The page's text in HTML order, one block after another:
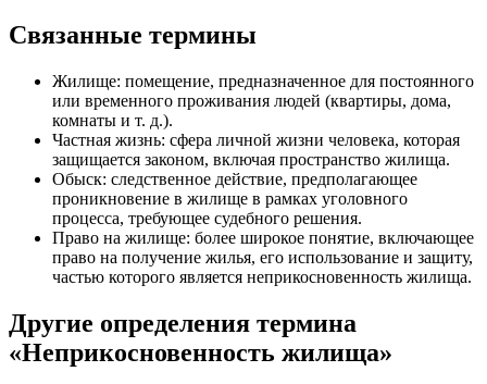
Связанные термины
Жилище: помещение, предназначенное для постоянного
или временного проживания людей (квартиры, дома,
комнаты и т. д.).
Частная жизнь: сфера личной жизни человека, которая
защищается законом, включая пространство жилища.
Обыск: следственное действие, предполагающее
проникновение в жилище в рамках уголовного
процесса, требующее судебного решения.
Право на жилище: более широкое понятие, включающее
право на получение жилья, его использование и защиту,
частью которого является неприкосновенность жилища.
Другие определения термина
«Неприкосновенность жилища»